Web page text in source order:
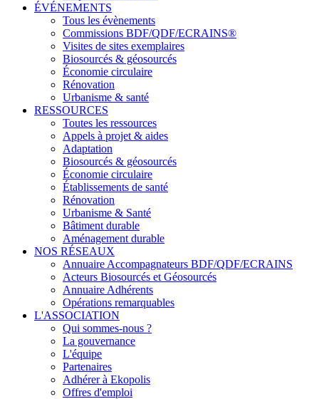
ÉVÉNEMENTS
Tous les évènements
Commissions BDF/QDF/ECRAINS®
Visites de sites exemplaires
Biosourcés & géosourcés
Économie circulaire
Rénovation
Urbanisme & santé
RESSOURCES
Toutes les ressources
Appels à projet & aides
Adaptation
Biosourcés & géosourcés
Économie circulaire
Établissements de santé
Rénovation
Urbanisme & Santé
Bâtiment durable
Aménagement durable
NOS RÉSEAUX
Annuaire Accompagnateurs BDF/QDF/ECRAINS
Acteurs Biosourcés et Géosourcés
Annuaire Adhérents
Opérations remarquables
L'ASSOCIATION
Qui sommes-nous ?
La gouvernance
L'équipe
Partenaires
Adhérer à Ekopolis
Offres d'emploi